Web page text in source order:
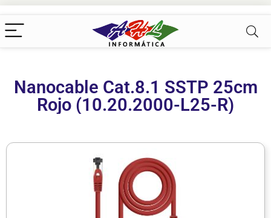
Nanocable Cat.8.1 SSTP 25cm
Rojo (10.20.2000-L25-R)